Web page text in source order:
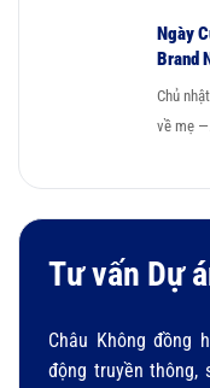
Ngày
Brand
Chủ
về mẹ
Tư vấn Dự
Châu Không đồng
động truyền thông,